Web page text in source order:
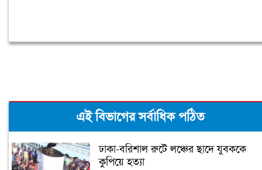
এই বিভাগের সর্বাধিক পঠিত
ঢাকা-বরিশাল রুটে লঞ্চের ছাদে যুবককে
কুপিয়ে হত্যা